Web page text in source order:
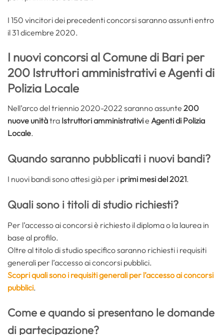
I 150 vincitori dei precedenti concorsi saranno assunti entro
il 31 dicembre 2020.
I nuovi concorsi al Comune di Bari per
200 Istruttori amministrativi e Agenti di
Polizia Locale
Nell’arco del triennio 2020-2022 saranno assunte 200
nuove unitàtra Istruttori amministrativie Agenti di Polizia
Locale.
Quando saranno pubblicati i nuovi bandi?
I nuovi bandi sono attesi già per i primi mesi del 2021.
Quali sono i titoli di studio richiesti?
Per l’accesso ai concorsi è richiesto il diploma o la laurea in
base al profilo.
Oltre al titolo di studio specifico saranno richiesti i requisiti
generali per l’accesso ai concorsi pubblici.
Scopri quali sono i requisiti generali per l’accesso ai concorsi
pubblici.
Come e quando si presentano le domande
di partecipazione?